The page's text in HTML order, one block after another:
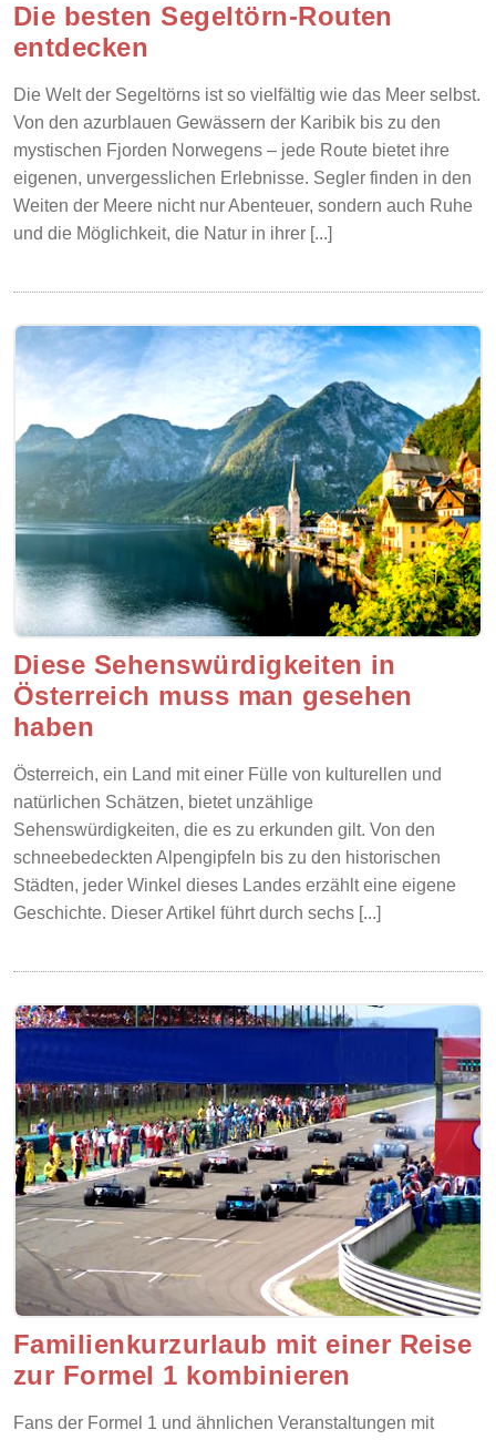
Die besten Segeltörn-Routen
entdecken
Die Welt der Segeltörns ist so vielfältig wie das Meer selbst.
Von den azurblauen Gewässern der Karibik bis zu den
mystischen Fjorden Norwegens – jede Route bietet ihre
eigenen, unvergesslichen Erlebnisse. Segler finden in den
Weiten der Meere nicht nur Abenteuer, sondern auch Ruhe
und die Möglichkeit, die Natur in ihrer [...]
Diese Sehenswürdigkeiten in
Österreich muss man gesehen
haben
Österreich, ein Land mit einer Fülle von kulturellen und
natürlichen Schätzen, bietet unzählige
Sehenswürdigkeiten, die es zu erkunden gilt. Von den
schneebedeckten Alpengipfeln bis zu den historischen
Städten, jeder Winkel dieses Landes erzählt eine eigene
Geschichte. Dieser Artikel führt durch sechs [...]
Familienkurzurlaub mit einer Reise
zur Formel 1 kombinieren
Fans der Formel 1 und ähnlichen Veranstaltungen mit